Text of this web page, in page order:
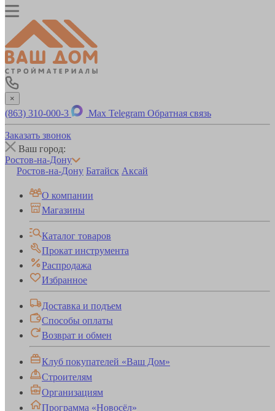
×
(863) 310-000-3 Max Telegram Обратная связь
Заказать звонок
Ваш город:
Ростов-на-Дону
Ростов-на-Дону Батайск Аксай
О компании
Магазины
Каталог товаров
Прокат инструмента
Распродажа
Избранное
Доставка и подъем
Способы оплаты
Возврат и обмен
Клуб покупателей «Ваш Дом»
Строителям
Организациям
Программа «Новосёл»